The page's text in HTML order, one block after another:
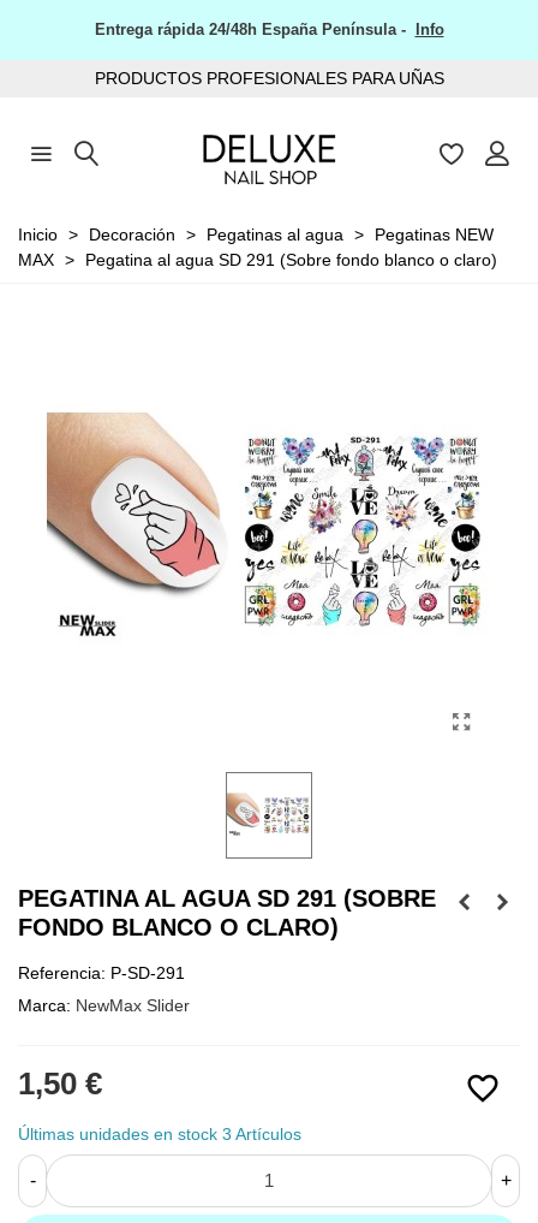
Entrega rápida 24/48h España Península - Info
PRODUCTOS PROFESIONALES PARA UÑAS
Inicio > Decoración > Pegatinas al agua >
Pegatinas NEW
MAX > Pegatina al agua SD 291 (Sobre fondo blanco o claro)
PEGATINA AL AGUA SD 291 (SOBRE
FONDO BLANCO O CLARO)
Referencia: P-SD-291
Marca: NewMax Slider
favorite_border
1,50 €
Últimas unidades en stock 3 Artículos
- +